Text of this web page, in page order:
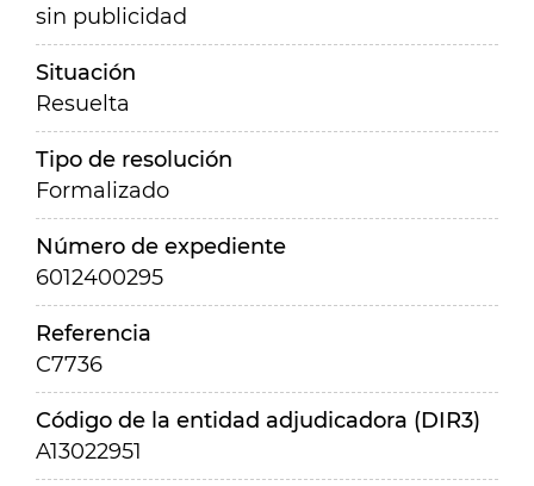
sin publicidad
Situación
Resuelta
Tipo de resolución
Formalizado
Número de expediente
6012400295
Referencia
C7736
Código de la entidad adjudicadora (DIR3)
A13022951